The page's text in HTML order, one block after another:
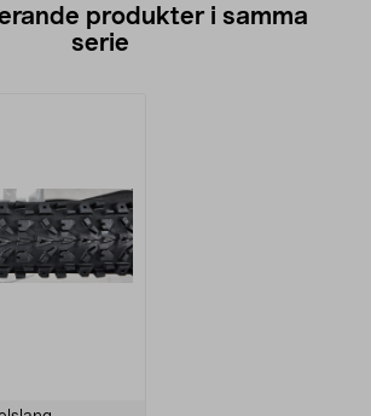
produkter i samma
serie